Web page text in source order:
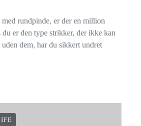
rundpinde, er der en million
er den type strikker, der ikke kan
dem, har du sikkert undret